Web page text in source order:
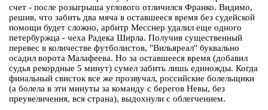
счет - после розыгрыша углового отличился Франко. Видимо,
решив, что забить два мяча в оставшееся время без судейской
помощи будет сложно, арбитр Месснер удалил еще одного
петербуржца - чеха Радека Ширла. Получив существенный
перевес в количестве футболистов, "Вильяреал" буквально
осадил ворота Малафеева. Но за оставшееся время (добавил
судья рекордные 5 минут) сумел забить лишь единожды. Когда
финальный свисток все же прозвучал, российские болельщики
(а болела в эти минуты за команду с берегов Невы, без
преувеличения, вся страна), выдохнули с облегчением.